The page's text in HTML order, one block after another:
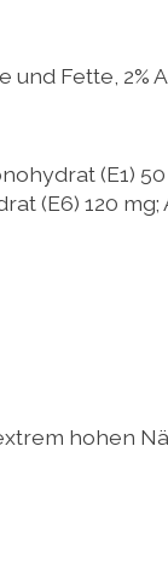
Fette, 2%
(E6) 120 mg;
hohen